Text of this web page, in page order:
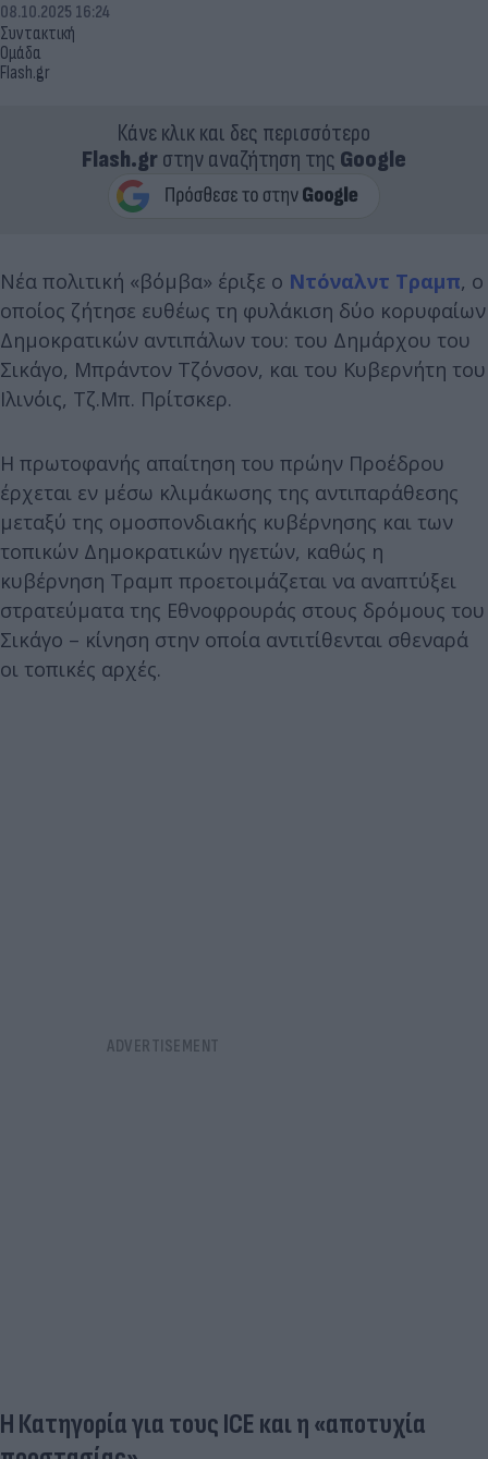
Συντακτική
Ομάδα
Flash.gr
08.10.2025 16:24
Κάνε κλικ και δες περισσότερο
Flash.grστην αναζήτηση της Google
Νέα πολιτική «βόμβα» έριξε ο Ντόναλντ Τραμπ, ο
οποίος ζήτησε ευθέως τη φυλάκιση δύο κορυφαίων
Δημοκρατικών αντιπάλων του: του Δημάρχου του
Σικάγο, Μπράντον Τζόνσον, και του Κυβερνήτη του
Ιλινόις, Τζ.Μπ. Πρίτσκερ.
Η πρωτοφανής απαίτηση του πρώην Προέδρου
έρχεται εν μέσω κλιμάκωσης της αντιπαράθεσης
μεταξύ της ομοσπονδιακής κυβέρνησης και των
τοπικών Δημοκρατικών ηγετών, καθώς η
κυβέρνηση Τραμπ προετοιμάζεται να αναπτύξει
στρατεύματα της Εθνοφρουράς στους δρόμους του
Σικάγο – κίνηση στην οποία αντιτίθενται σθεναρά
οι τοπικές αρχές.
Η Κατηγορία για τους ICE και η «αποτυχία